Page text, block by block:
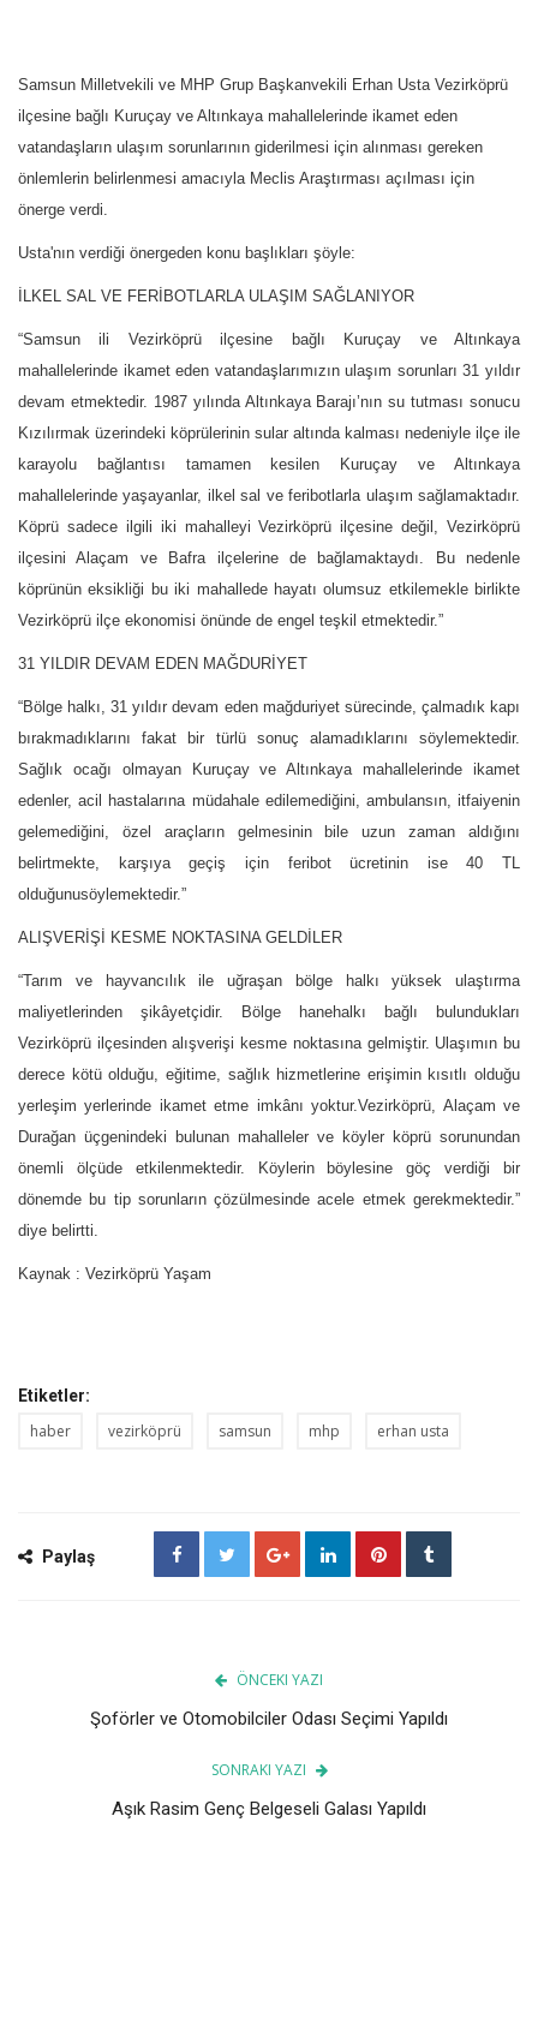
Samsun Milletvekili ve MHP Grup Başkanvekili Erhan Usta Vezirköprü
ilçesine bağlı Kuruçay ve Altınkaya mahallelerinde ikamet eden
vatandaşların ulaşım sorunlarının giderilmesi için alınması gereken
önlemlerin belirlenmesi amacıyla Meclis Araştırması açılması için
önerge verdi.
Usta'nın verdiği önergeden konu başlıkları şöyle:
İLKEL SAL VE FERİBOTLARLA ULAŞIM SAĞLANIYOR
“Samsun ili Vezirköprü ilçesine bağlı Kuruçay ve Altınkaya
mahallelerinde ikamet eden vatandaşlarımızın ulaşım sorunları 31 yıldır
devam etmektedir. 1987 yılında Altınkaya Barajı’nın su tutması sonucu
Kızılırmak üzerindeki köprülerinin sular altında kalması nedeniyle ilçe ile
karayolu bağlantısı tamamen kesilen Kuruçay ve Altınkaya
mahallelerinde yaşayanlar, ilkel sal ve feribotlarla ulaşım sağlamaktadır.
Köprü sadece ilgili iki mahalleyi Vezirköprü ilçesine değil, Vezirköprü
ilçesini Alaçam ve Bafra ilçelerine de bağlamaktaydı. Bu nedenle
köprünün eksikliği bu iki mahallede hayatı olumsuz etkilemekle birlikte
Vezirköprü ilçe ekonomisi önünde de engel teşkil etmektedir.”
31 YILDIR DEVAM EDEN MAĞDURİYET
“Bölge halkı, 31 yıldır devam eden mağduriyet sürecinde, çalmadık kapı
bırakmadıklarını fakat bir türlü sonuç alamadıklarını söylemektedir.
Sağlık ocağı olmayan Kuruçay ve Altınkaya mahallelerinde ikamet
edenler, acil hastalarına müdahale edilemediğini, ambulansın, itfaiyenin
gelemediğini, özel araçların gelmesinin bile uzun zaman aldığını
belirtmekte, karşıya geçiş için feribot ücretinin ise 40 TL
olduğunusöylemektedir.”
ALIŞVERİŞİ KESME NOKTASINA GELDİLER
“Tarım ve hayvancılık ile uğraşan bölge halkı yüksek ulaştırma
maliyetlerinden şikâyetçidir. Bölge hanehalkı bağlı bulundukları
Vezirköprü ilçesinden alışverişi kesme noktasına gelmiştir. Ulaşımın bu
derece kötü olduğu, eğitime, sağlık hizmetlerine erişimin kısıtlı olduğu
yerleşim yerlerinde ikamet etme imkânı yoktur.Vezirköprü, Alaçam ve
Durağan üçgenindeki bulunan mahalleler ve köyler köprü sorunundan
önemli ölçüde etkilenmektedir. Köylerin böylesine göç verdiği bir
dönemde bu tip sorunların çözülmesinde acele etmek gerekmektedir.”
diye belirtti.
Kaynak : Vezirköprü Yaşam
Etiketler:
haber vezirköprü samsun mhp erhan usta
Paylaş
ÖNCEKI YAZI
Şoförler ve Otomobilciler Odası Seçimi Yapıldı
SONRAKI YAZI
Aşık Rasim Genç Belgeseli Galası Yapıldı